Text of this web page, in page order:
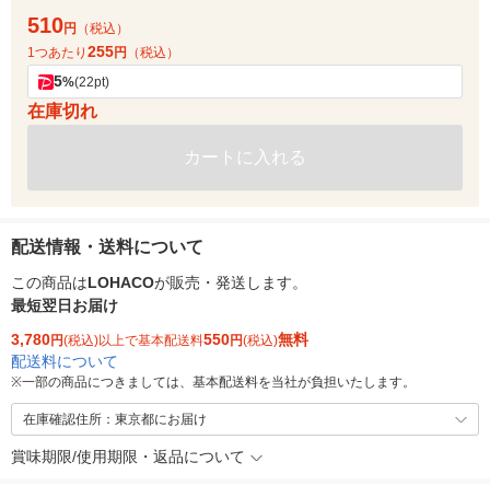
510円
（税込）
1つあたり 255円 （税込）
5%(22pt)
在庫切れ
カートに入れる
配送情報・送料について
この商品はLOHACOが販売・発送します。
最短翌日お届け
3,780円(税込)以上で基本配送料550円(税込)無料
配送料について
※一部の商品につきましては、基本配送料を当社が負担いたします。
在庫確認住所：東京都にお届け
賞味期限/使用期限・返品について